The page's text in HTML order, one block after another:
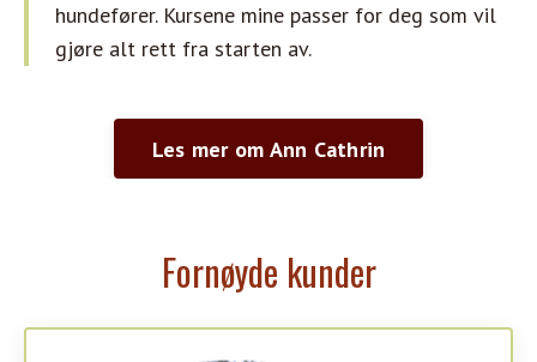
hundefører. Kursene mine passer for deg som vil
gjøre alt rett fra starten av.
Les mer om Ann Cathrin
Fornøyde kunder